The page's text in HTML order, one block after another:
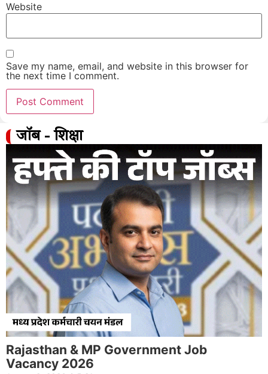
Website
Save my name, email, and website in this browser for
the next time I comment.
जॉब - शिक्षा
Rajasthan & MP Government Job
Vacancy 2026